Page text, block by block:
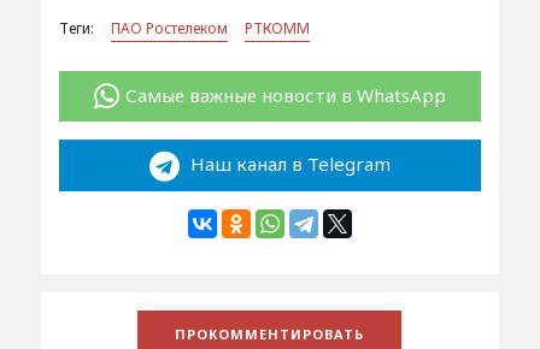
Теги: ПАО Ростелеком РТКОММ
Самые важные новости в WhatsApp
Наш канал в Telegram